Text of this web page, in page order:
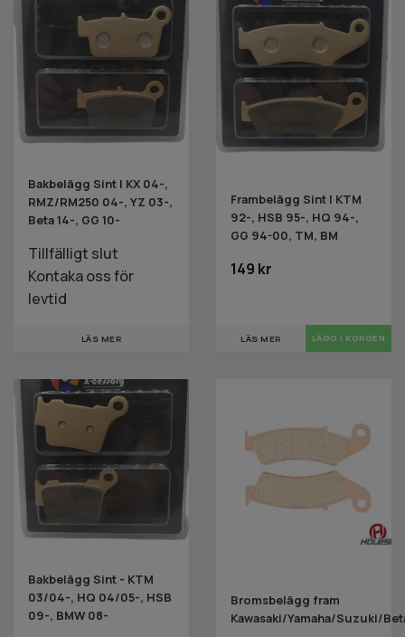
Bakbelägg Sint | KX 04-,
RMZ/RM250 04-, YZ 03-,
Beta 14-, GG 10-
Tillfälligt slut
Kontaka oss för
levtid
LÄS MER
Frambelägg Sint | KTM
92-, HSB 95-, HQ 94-,
GG 94-00, TM, BM
149 kr
LÄS MER
Bakbelägg Sint - KTM
03/04-, HQ 04/05-, HSB
09-, BMW 08-
Bromsbelägg fram
Kawasaki/Yamaha/Suzuki/